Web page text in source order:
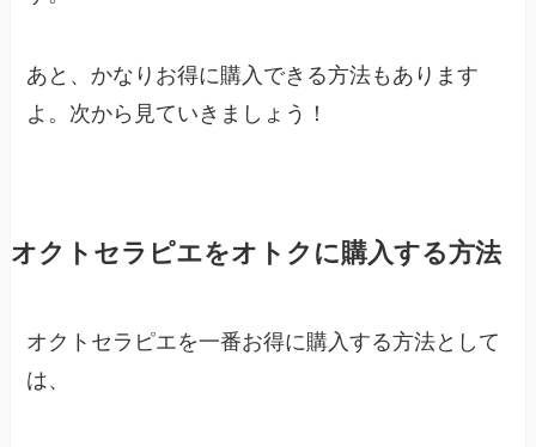
あと、かなりお得に購入できる方法もあります
よ。次から見ていきましょう！
オクトセラピエをオトクに購入する方法
オクトセラピエを一番お得に購入する方法として
は、